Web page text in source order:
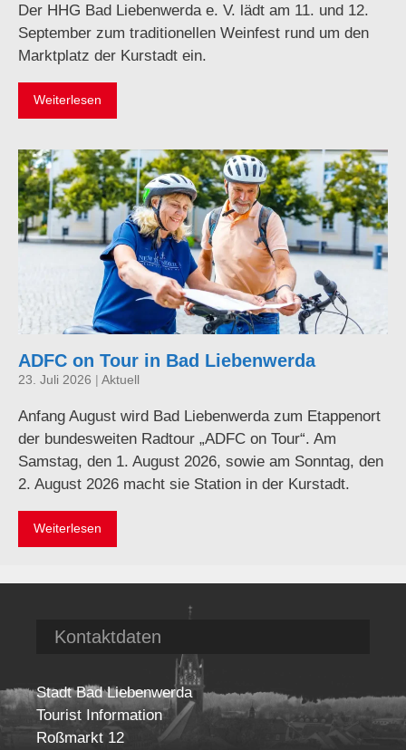
Der HHG Bad Liebenwerda e. V. lädt am 11. und 12.
September zum traditionellen Weinfest rund um den
Marktplatz der Kurstadt ein.
Weiterlesen
ADFC on Tour in Bad Liebenwerda
23. Juli 2026 | Aktuell
Anfang August wird Bad Liebenwerda zum Etappenort
der bundesweiten Radtour „ADFC on Tour“. Am
Samstag, den 1. August 2026, sowie am Sonntag, den
2. August 2026 macht sie Station in der Kurstadt.
Weiterlesen
Kontaktdaten
Stadt Bad Liebenwerda
Tourist Information
Roßmarkt 12